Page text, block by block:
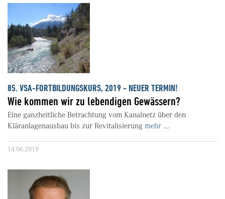
85. VSA-FORTBILDUNGSKURS, 2019 - NEUER TERMIN!
Wie kommen wir zu lebendigen Gewässern?
Eine ganzheitliche Betrachtung vom Kanalnetz über den
Kläranlagenausbau bis zur Revitalisierung mehr ....
14.06.2019